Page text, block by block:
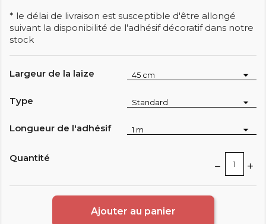
* le délai de livraison est susceptible d'être allongé
suivant la disponibilité de l'adhésif décoratif dans notre
stock
Largeur de la laize
Type
Longueur de l'adhésif
Quantité
Ajouter au panier